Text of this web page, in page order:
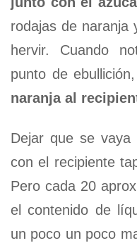
rodajas de naranja
hervir. Cuando
punto de
naranja al
Dejar que se vaya
con el recipiente
Pero cada 20
el contenido de
un poco un poco